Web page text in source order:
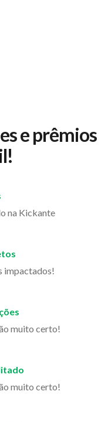
e prêmios
na Kickante
impactados!
muito certo!
muito certo!